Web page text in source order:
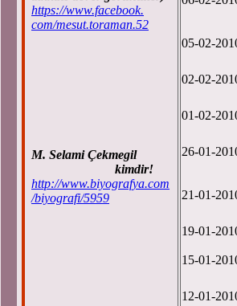
https://www.facebook.
com/mesut.toraman.52
M. Selami Çekmegil
kimdir!
http://www.biyografya.com
/biyografi/5959
05-02-
02-02-
01-02-
26-01-
21-01-
19-01-
15-01-
12-01-